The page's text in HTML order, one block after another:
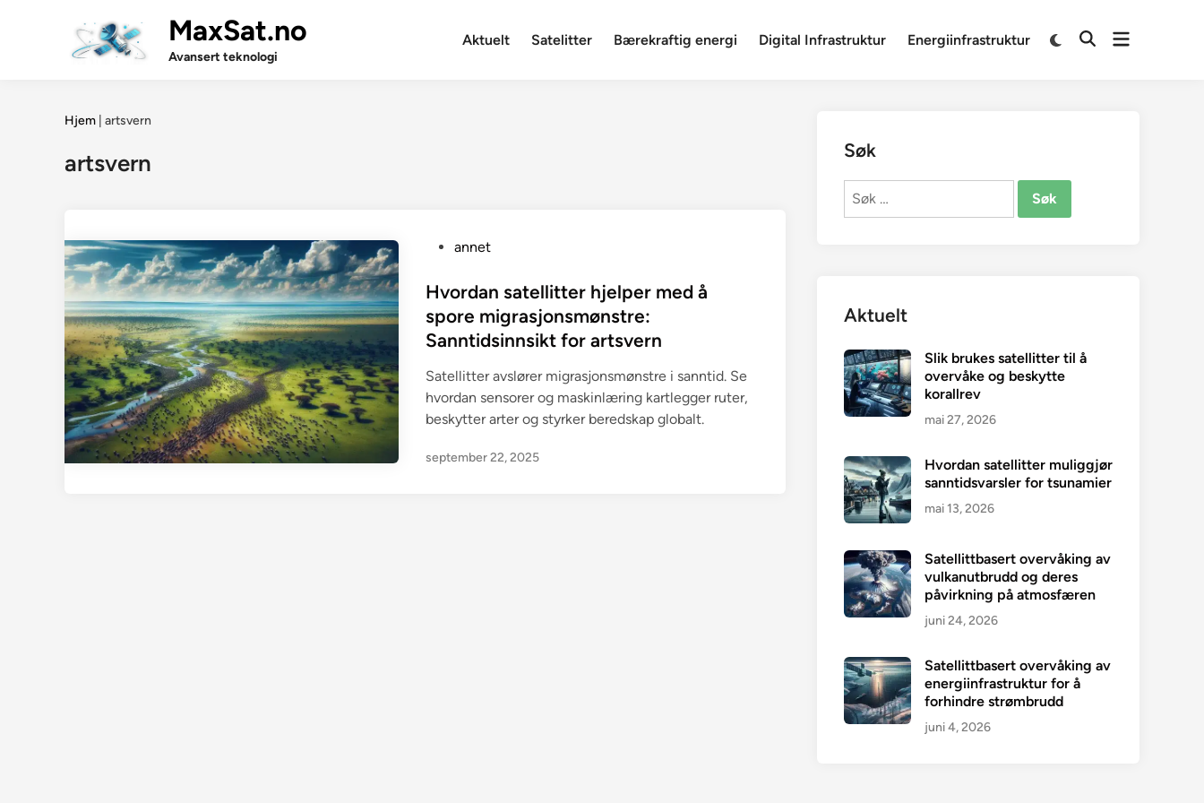
MaxSat.no
Avansert teknologi
Aktuelt Satelitter Bærekraftig energi Digital Infrastruktur Energiinfrastruktur
SwitchOpenOpen
Hjem artsvern
artsvern
s
t
e
d
i
n
annet
Hvordan satellitter hjelper med å
spore migrasjonsmønstre:
Sanntidsinnsikt for artsvern
Satellitter avslører migrasjonsmønstre i sanntid. Se
hvordan sensorer og maskinlæring kartlegger ruter,
beskytter arter og styrker beredskap globalt.
september 22, 2025
Søk
Søk
Aktuelt
Slik brukes satellitter til å
overvåke og beskytte
korallrev
mai 27, 2026
Hvordan satellitter muliggjør
sanntidsvarsler for tsunamier
mai 13, 2026
Satellittbasert overvåking av
vulkanutbrudd og deres
påvirkning på atmosfæren
juni 24, 2026
Satellittbasert overvåking av
energiinfrastruktur for å
forhindre strømbrudd
juni 4, 2026